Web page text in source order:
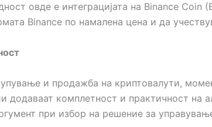
овде е интеграцијата на Binance
Binance по намалена цена и да
и продажба на криптовалути,
додаваат комплетност и практичност на
при избор на решение за